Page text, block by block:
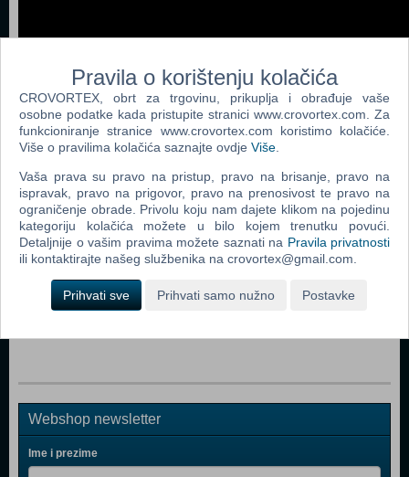
Popularno
NBA 2K16 (PS 4)
NBA Live 15 (PS 4)
NBA 2K17 (PS 4)
NBA 2K15 (N) (PS 4)
NBA 2K14 (PS 4)
Webshop newsletter
Ime i prezime
Pravila o korištenju kolačića
CROVORTEX, obrt za trgovinu, prikuplja i obrađuje vaše
osobne podatke kada pristupite stranici www.crovortex.com. Za
funkcioniranje stranice www.crovortex.com koristimo kolačiće.
Više o pravilima kolačića saznajte ovdje Više
Vaša prava su pravo na pristup, pravo na brisanje, pravo na
ispravak, pravo na prigovor, pravo na prenosivost te pravo na
ograničenje obrade. Privolu koju nam dajete klikom na pojedinu
kategoriju kolačića možete u bilo kojem trenutku povući.
Detaljnije o vašim pravima možete saznati na Pravila privatnosti
ili kontaktirajte našeg službenika na crovortex@gmail.com.
Prihvati sve Prihvati samo nužno Postavke